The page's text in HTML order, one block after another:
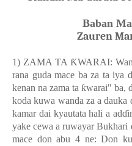
Baban
Zauren
1) ZAMA TA ƘWARAI:
rana guda mace ba za ta iya
kenan na zama ta ƙwarai" ba,
koda kuwa wanda za a dauka
kamar dai kyautata hali a adɗ
yake cewa a ruwayar
mace don abu 4 ne: Don ku